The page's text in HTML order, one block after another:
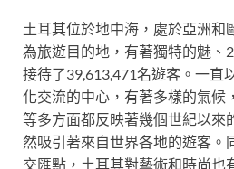
土耳其位於地中海，處於亞洲和
為旅遊目的地，有著獨特的魅、
接待了39,613,471名遊客。一直
化交流的中心，有著多樣的氣候
等多方面都反映著幾個世紀以來
然吸引著來自世界各地的遊客。
交匯點，土耳其對藝術和時尚也